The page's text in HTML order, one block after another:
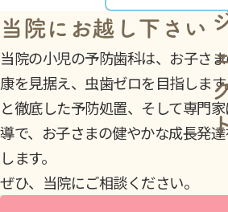
当院にお越し下さい
当院の小児の予防歯科は、お子さ
康を見据え、虫歯ゼロを目指しま
と徹底した予防処置、そして専門
導で、お子さまの健やかな成長発
します。
ぜひ、当院にご相談ください。